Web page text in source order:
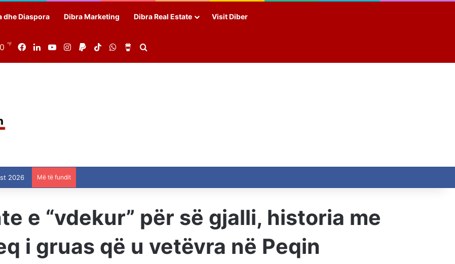
dhe Diaspora Dibra Marketing Dibra Real Estate Visit Diber
℉ FacebookLinkedInYouTubeInstagram
PaypalTikTokWhatsAppBuy Me a Coffee
2026 Më të fundit
e “vdekur” për së gjalli, historia me
i gruas që u vetëvra në Peqin